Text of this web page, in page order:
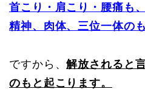
首こり・肩こり・腰痛も
精神、肉体、三位一体の
ですから、解放されると
のもと起こります。